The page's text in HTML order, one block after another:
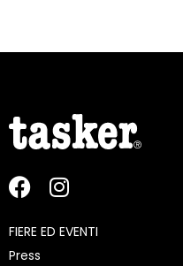
FIERE ED EVENTI
Press